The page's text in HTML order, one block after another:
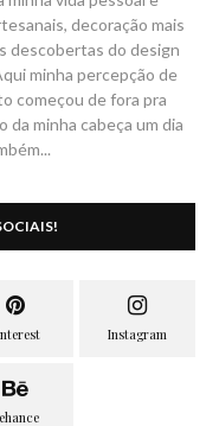
decoração mais
descobertas do design
minha percepção de
começou de fora pra
minha cabeça um dia